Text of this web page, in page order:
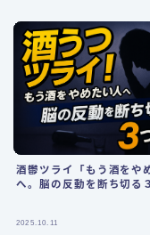
酒鬱ツライ「もう酒をや
へ。脳の反動を断ち切る
2025.10.11